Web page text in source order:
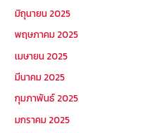
มิถุนายน 2025
พฤษภาคม 2025
เมษายน 2025
มีนาคม 2025
กุมภาพันธ์ 2025
มกราคม 2025